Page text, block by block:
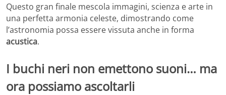
Questo gran finale mescola immagini, scienza e arte in
una perfetta armonia celeste, dimostrando come
l’astronomia possa essere vissuta anche in forma
acustica.
I buchi neri non emettono suoni… ma
ora possiamo ascoltarli